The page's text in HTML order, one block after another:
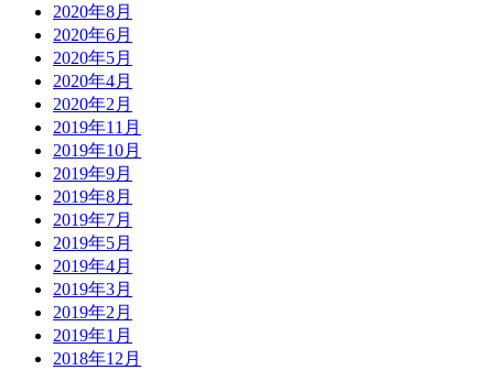
2020年8月
2020年6月
2020年5月
2020年4月
2020年2月
2019年11月
2019年10月
2019年9月
2019年8月
2019年7月
2019年5月
2019年4月
2019年3月
2019年2月
2019年1月
2018年12月